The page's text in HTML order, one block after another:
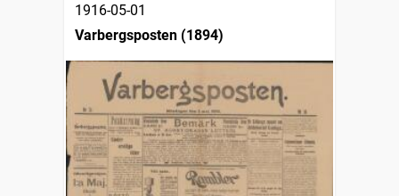
1916-05-01
Varbergsposten (1894)